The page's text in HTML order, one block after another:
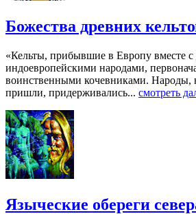
Божества древних
«Кельты, прибывшие в Европу вместе с
индоевропейскими народами,
воинственными кочевниками. Народы,
пришли, придерживались... смотреть
Языческие обереги